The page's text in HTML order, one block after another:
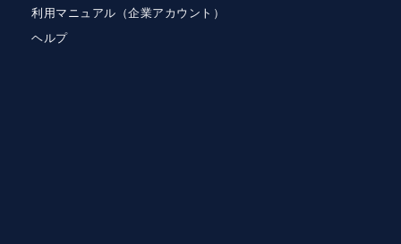
利用マニュアル（企業アカウント）
ヘルプ